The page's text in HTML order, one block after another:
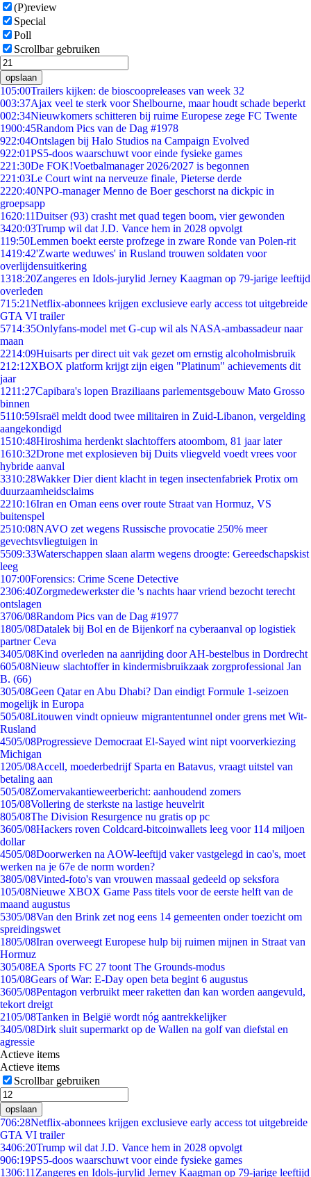
(P)review
Special
Poll
Scrollbar gebruiken
opslaan
105:00Trailers kijken: de bioscoopreleases van week 32
003:37Ajax veel te sterk voor Shelbourne, maar houdt schade beperkt
002:34Nieuwkomers schitteren bij ruime Europese zege FC Twente
1900:45Random Pics van de Dag #1978
922:04Ontslagen bij Halo Studios na Campaign Evolved
922:01PS5-doos waarschuwt voor einde fysieke games
221:30De FOK!Voetbalmanager 2026/2027 is begonnen
221:03Le Court wint na nerveuze finale, Pieterse derde
2220:40NPO-manager Menno de Boer geschorst na dickpic in
groepsapp
1620:11Duitser (93) crasht met quad tegen boom, vier gewonden
3420:03Trump wil dat J.D. Vance hem in 2028 opvolgt
119:50Lemmen boekt eerste profzege in zware Ronde van Polen-rit
1419:42'Zwarte weduwes' in Rusland trouwen soldaten voor
overlijdensuitkering
1318:20Zangeres en Idols-jurylid Jerney Kaagman op 79-jarige leeftijd
overleden
715:21Netflix-abonnees krijgen exclusieve early access tot uitgebreide
GTA VI trailer
5714:35Onlyfans-model met G-cup wil als NASA-ambassadeur naar
maan
2214:09Huisarts per direct uit vak gezet om ernstig alcoholmisbruik
212:12XBOX platform krijgt zijn eigen "Platinum" achievements dit
jaar
1211:27Capibara's lopen Braziliaans parlementsgebouw Mato Grosso
binnen
5110:59Israël meldt dood twee militairen in Zuid-Libanon, vergelding
aangekondigd
1510:48Hiroshima herdenkt slachtoffers atoombom, 81 jaar later
1610:32Drone met explosieven bij Duits vliegveld voedt vrees voor
hybride aanval
3310:28Wakker Dier dient klacht in tegen insectenfabriek Protix om
duurzaamheidsclaims
2210:16Iran en Oman eens over route Straat van Hormuz, VS
buitenspel
2510:08NAVO zet wegens Russische provocatie 250% meer
gevechtsvliegtuigen in
5509:33Waterschappen slaan alarm wegens droogte: Gereedschapskist
leeg
107:00Forensics: Crime Scene Detective
2306:40Zorgmedewerkster die 's nachts haar vriend bezocht terecht
ontslagen
3706/08Random Pics van de Dag #1977
1805/08Datalek bij Bol en de Bijenkorf na cyberaanval op logistiek
partner Ceva
3405/08Kind overleden na aanrijding door AH-bestelbus in Dordrecht
605/08Nieuw slachtoffer in kindermisbruikzaak zorgprofessional Jan
B. (66)
305/08Geen Qatar en Abu Dhabi? Dan eindigt Formule 1-seizoen
mogelijk in Europa
505/08Litouwen vindt opnieuw migrantentunnel onder grens met Wit-
Rusland
4505/08Progressieve Democraat El-Sayed wint nipt voorverkiezing
Michigan
1205/08Accell, moederbedrijf Sparta en Batavus, vraagt uitstel van
betaling aan
505/08Zomervakantieweerbericht: aanhoudend zomers
105/08Vollering de sterkste na lastige heuvelrit
805/08The Division Resurgence nu gratis op pc
3605/08Hackers roven Coldcard-bitcoinwallets leeg voor 114 miljoen
dollar
4505/08Doorwerken na AOW-leeftijd vaker vastgelegd in cao's, moet
werken na je 67e de norm worden?
3805/08Vinted-foto's van vrouwen massaal gedeeld op seksfora
105/08Nieuwe XBOX Game Pass titels voor de eerste helft van de
maand augustus
5305/08Van den Brink zet nog eens 14 gemeenten onder toezicht om
spreidingswet
1805/08Iran overweegt Europese hulp bij ruimen mijnen in Straat van
Hormuz
305/08EA Sports FC 27 toont The Grounds-modus
105/08Gears of War: E-Day open beta begint 6 augustus
3605/08Pentagon verbruikt meer raketten dan kan worden aangevuld,
tekort dreigt
2105/08Tanken in België wordt nóg aantrekkelijker
3405/08Dirk sluit supermarkt op de Wallen na golf van diefstal en
agressie
Actieve items
Actieve items
Scrollbar gebruiken
opslaan
706:28Netflix-abonnees krijgen exclusieve early access tot uitgebreide
GTA VI trailer
3406:20Trump wil dat J.D. Vance hem in 2028 opvolgt
906:19PS5-doos waarschuwt voor einde fysieke games
1306:11 Zangeres en Idols-jurylid Jerney Kaagman op 79-jarige leeftijd